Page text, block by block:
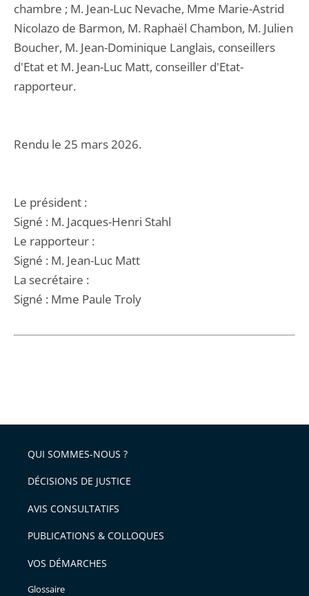
chambre ; M. Jean-Luc Nevache, Mme Marie-Astrid
Nicolazo de Barmon, M. Raphaël Chambon, M. Julien
Boucher, M. Jean-Dominique Langlais, conseillers
d'Etat et M. Jean-Luc Matt, conseiller d'Etat-
rapporteur.
Rendu le 25 mars 2026.
Le président :
Signé : M. Jacques-Henri Stahl
Le rapporteur :
Signé : M. Jean-Luc Matt
La secrétaire :
Signé : Mme Paule Troly
QUI SOMMES-NOUS ?
DÉCISIONS DE JUSTICE
AVIS CONSULTATIFS
PUBLICATIONS & COLLOQUES
VOS DÉMARCHES
Glossaire